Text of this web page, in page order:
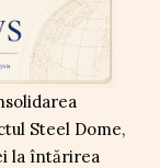
Steel Dome,
la întărirea